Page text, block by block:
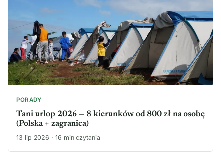
PORADY
Tani urlop 2026 — 8 kierunków od 800 zł na osobę
(Polska + zagranica)
13 lip 2026 · 16 min czytania